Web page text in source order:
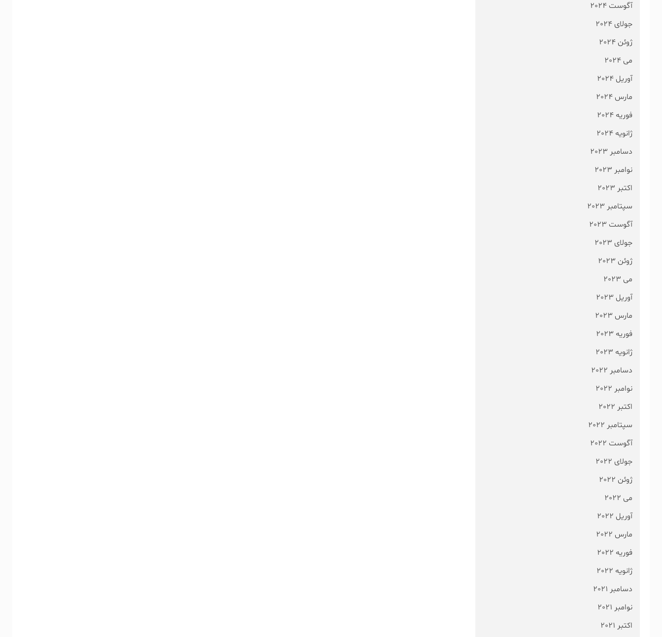
آگوست 2024
جولای 2024
ژوئن 2024
می 2024
آوریل 2024
مارس 2024
فوریه 2024
ژانویه 2024
دسامبر 2023
نوامبر 2023
اکتبر 2023
سپتامبر 2023
آگوست 2023
جولای 2023
ژوئن 2023
می 2023
آوریل 2023
مارس 2023
فوریه 2023
ژانویه 2023
دسامبر 2022
نوامبر 2022
اکتبر 2022
سپتامبر 2022
آگوست 2022
جولای 2022
ژوئن 2022
می 2022
آوریل 2022
مارس 2022
فوریه 2022
ژانویه 2022
دسامبر 2021
نوامبر 2021
اکتبر 2021